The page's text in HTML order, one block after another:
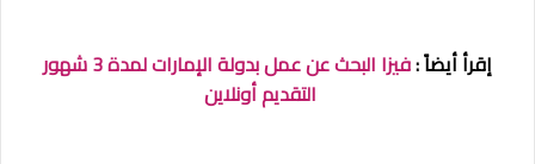
إقرأ أيضاً :
فيزا البحث عن عمل بدولة الإمارات لمدة 3 شهور
التقديم أونلاين